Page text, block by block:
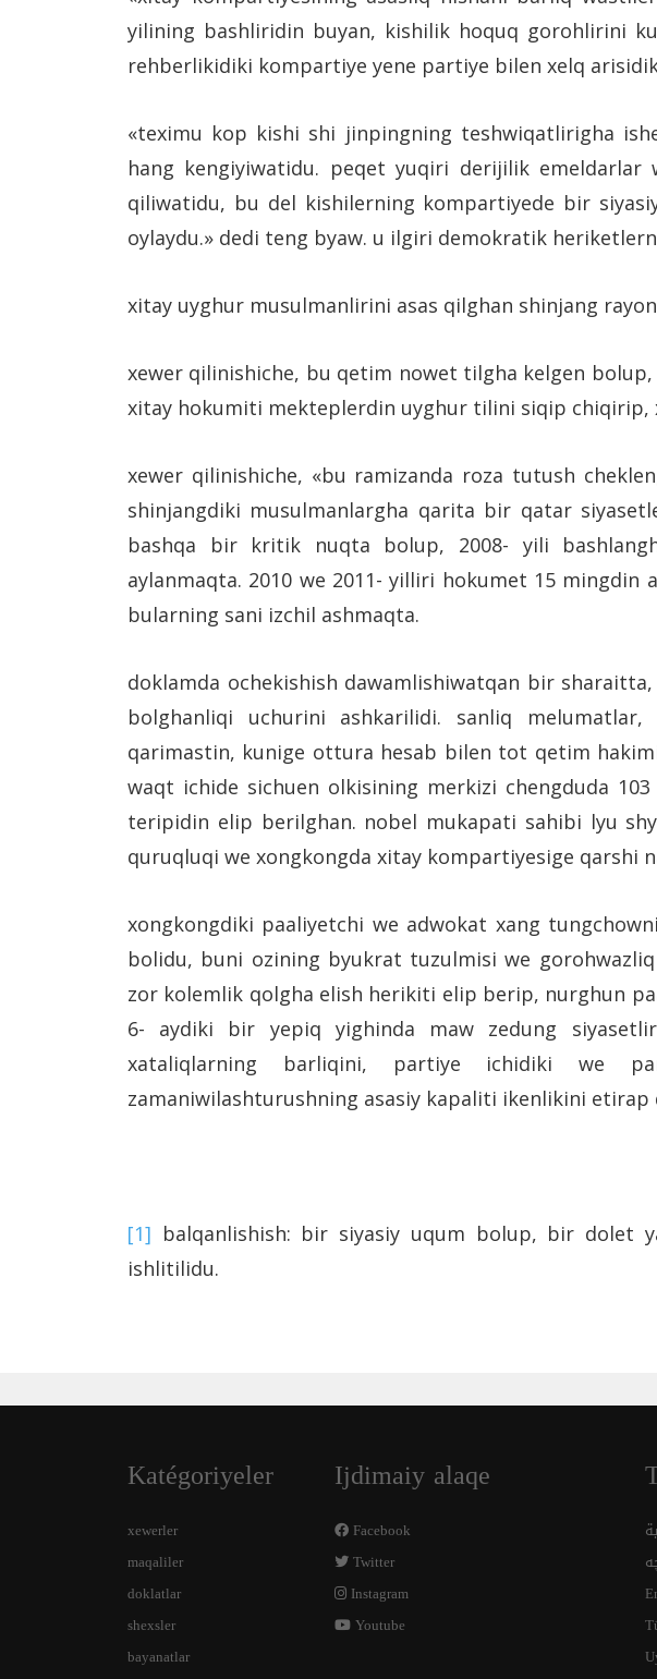
yilining bashliridin buyan, kishilik hoquq gorohlirini
rehberlikidiki kompartiye yene partiye bilen xelq
«teximu kop kishi shi jinpingning teshwiqatlirigha
hang kengiyiwatidu. peqet yuqiri derijilik
qiliwatidu, bu del kishilerning kompartiyede bir
oylaydu.» dedi teng byaw. u ilgiri demokratik
xitay uyghur musulmanlirini asas qilghan shinjang
xewer qilinishiche, bu qetim nowet tilgha kelgen
xitay hokumiti mekteplerdin uyghur tilini siqip
xewer qilinishiche, «bu ramizanda roza tutush
shinjangdiki musulmanlargha qarita bir qatar
bashqa bir kritik nuqta bolup, 2008- yili
aylanmaqta. 2010 we 2011- yilliri hokumet 15
bularning sani izchil ashmaqta.
doklamda ochekishish dawamlishiwatqan bir
bolghanliqi uchurini ashkarilidi. sanliq
qarimastin, kunige ottura hesab bilen tot qetim
waqt ichide sichuen olkisining merkizi chengduda
teripidin elip berilghan. nobel mukapati sahibi lyu
quruqluqi we xongkongda xitay kompartiyesige qarshi
xongkongdiki paaliyetchi we adwokat xang
bolidu, buni ozining byukrat tuzulmisi we
zor kolemlik qolgha elish herikiti elip berip, nurghun
6- aydiki bir yepiq yighinda maw zedung
xataliqlarning barliqini, partiye ichidiki we
zamaniwilashturushning asasiy kapaliti ikenlikini
[1] balqanlishish: bir siyasiy uqum bolup, bir dolet
ishlitilidu.
Katégoriyeler
xewerler
maqaliler
doklatlar
shexsler
bayanatlar
Ijdimaiy alaqe
Facebook
Twitter
Instagram
Youtube